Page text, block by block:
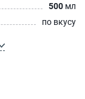
500 мл
по вкусу